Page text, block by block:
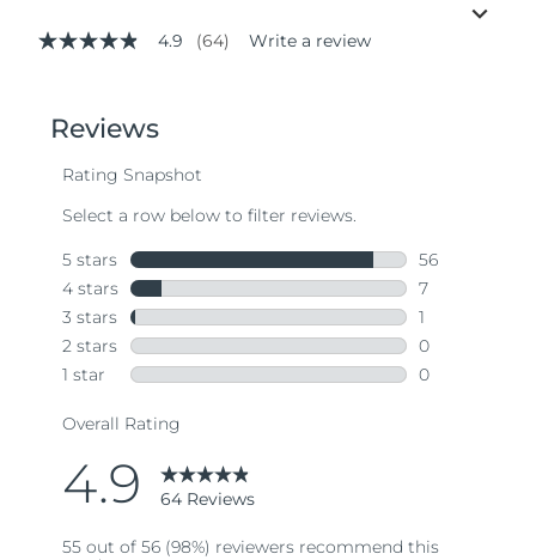
4.9
stars,
average
value.
Same
page
link.
4.9 (64) Write a review